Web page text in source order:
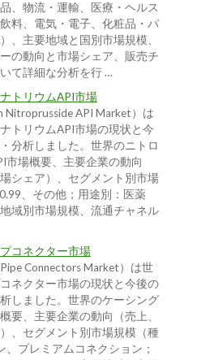
、物流・運輸、医療・ヘルス
料、電気・電子、化粧品・パ
、主要地域と国別市場規模、
の動向と市場シェア、販売チ
て詳細な分析を行 …
トリウムAPI市場
Nitroprusside API Market）は
トリウムAPI市場の現状と今
分析しました。世界のニトロ
市場概要、主要企業の動向
シェア）、セグメント別市場
、その他；用途別：医薬
域別市場規模、流通チャネル
コネクター市場
Connectors Market）は世
ネクター市場の現状と今後の
しました。世界のケーシング
要、主要企業の動向（売上、
、セグメント別市場規模（種
プレミアムコネクション；